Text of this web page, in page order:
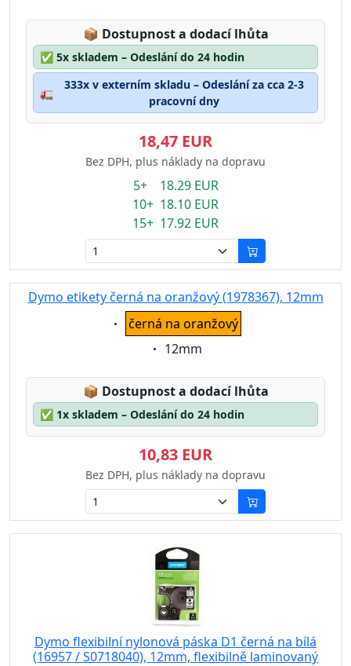
📦 Lagerstatus:
Dostupnost a dodací lhůta
✅ 5x skladem – Odeslání do 24 hodin
🚛
333x v externím skladu – Odeslání za cca 2-3
pracovní dny
18,47 EUR
Bez DPH, plus náklady na dopravu
5+ 18.29 EUR
10+ 18.10 EUR
15+ 17.92 EUR
Dymo etikety černá na oranžový (1978367), 12mm
Eigenschaft:
černá na oranžový
Eigenschaft:
12mm
📦 Lagerstatus:
Dostupnost a dodací lhůta
✅ 1x skladem – Odeslání do 24 hodin
10,83 EUR
Bez DPH, plus náklady na dopravu
Dymo flexibilní nylonová páska D1 černá na bílá
(16957 / S0718040), 12mm, flexibilně laminovaný